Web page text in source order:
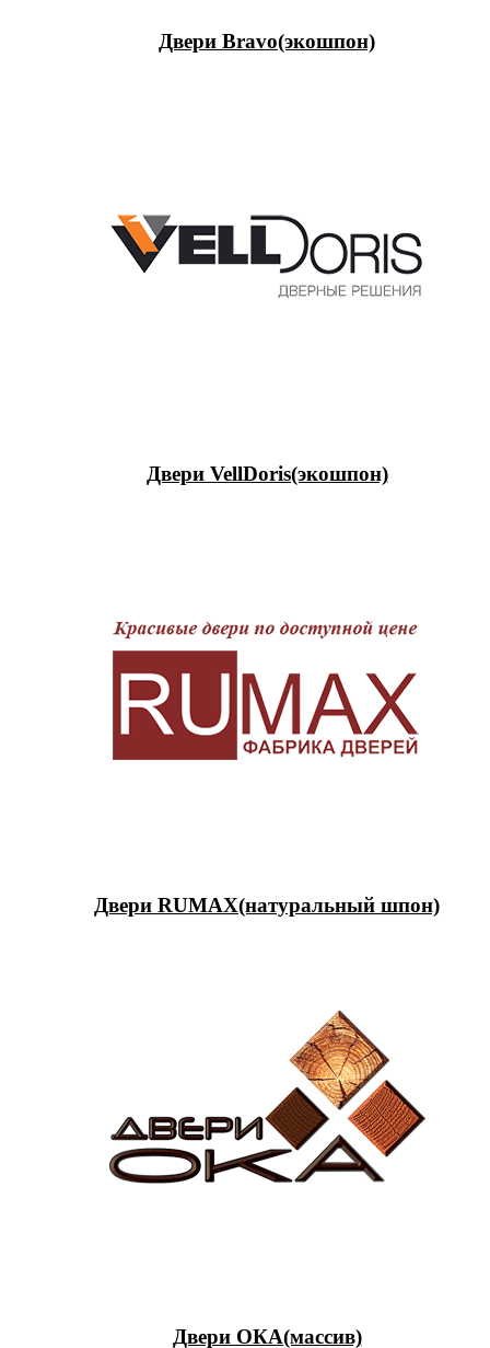
Двери Bravo(экошпон)
Двери VellDoris(экошпон)
Двери RUMAX(натуральный шпон)
Двери ОКА(массив)